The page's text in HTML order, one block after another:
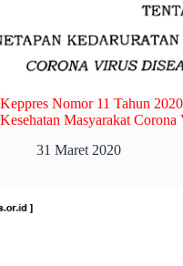
Keppres Nomor 11 Tahun
Kesehatan Masyarakat
31 Maret 2020